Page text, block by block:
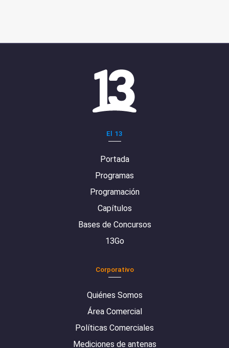
El 13
Portada
Programas
Programación
Capítulos
Bases de Concursos
13Go
Corporativo
Quiénes Somos
Área Comercial
Políticas Comerciales
Mediciones de antenas